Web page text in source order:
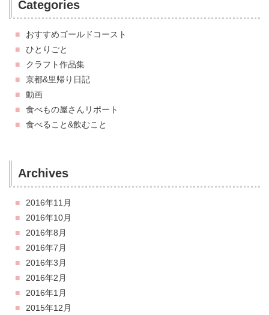
Categories
おすすめゴールドコースト
ひとりごと
クラフト作品集
京都&里帰り日記
動画
食べもの屋さんリポート
食べること&飲むこと
Archives
2016年11月
2016年10月
2016年8月
2016年7月
2016年3月
2016年2月
2016年1月
2015年12月